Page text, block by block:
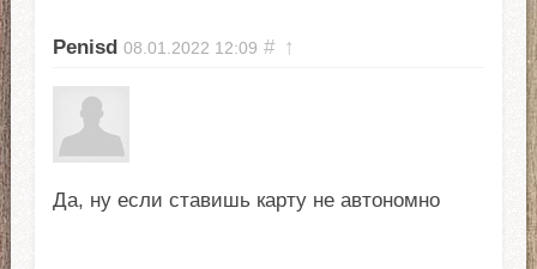
Penisd 08.01.2022 12:09 # ↑
Да, ну если ставишь карту не автономно